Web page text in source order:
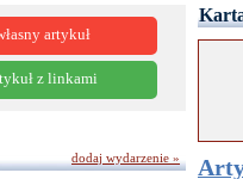
artykuł
z linkami
dodaj wydarzenie »